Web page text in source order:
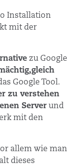
Installation
mit der
zu Google
Google Tool.
zu verstehen
Serverund
mit den
allem wie man
dieses